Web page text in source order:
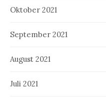
Oktober 2021
September 2021
August 2021
Juli 2021